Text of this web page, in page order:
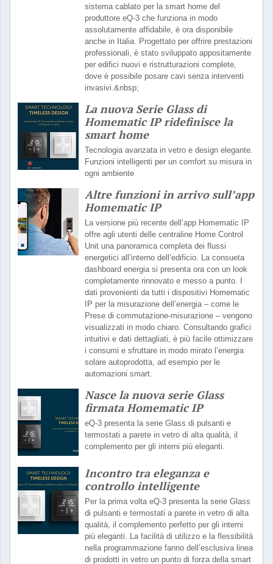
sistema cablato per la smart home del
produttore eQ-3 che funziona in modo
assolutamente affidabile, è ora disponibile
anche in Italia. Progettato per offrire prestazioni
professionali, è stato sviluppato appositamente
per edifici nuovi e ristrutturazioni complete,
dove è possibile posare cavi senza interventi
invasivi.&nbsp;
La nuova Serie Glass di
Homematic IP ridefinisce la
smart home
Tecnologia avanzata in vetro e design elegante.
Funzioni intelligenti per un comfort su misura in
ogni ambiente
Altre funzioni in arrivo sull’app
Homematic IP
La versione più recente dell’app Homematic IP
offre agli utenti delle centraline Home Control
Unit una panoramica completa dei flussi
energetici all’interno dell’edificio. La consueta
dashboard energia si presenta ora con un look
completamente rinnovato e messo a punto. I
dati provenienti da tutti i dispositivi Homematic
IP per la misurazione dell’energia – come le
Prese di commutazione-misurazione – vengono
visualizzati in modo chiaro. Consultando grafici
intuitivi e dati dettagliati, è più facile ottimizzare
i consumi e sfruttare in modo mirato l’energia
solare autoprodotta, ad esempio per le
automazioni smart.
Nasce la nuova serie Glass
firmata Homematic IP
eQ-3 presenta la serie Glass di pulsanti e
termostati a parete in vetro di alta qualità, il
complemento per gli interni più eleganti.
Incontro tra eleganza e
controllo intelligente
Per la prima volta eQ-3 presenta la serie Glass
di pulsanti e termostati a parete in vetro di alta
qualità, il complemento perfetto per gli interni
più eleganti. La facilità di utilizzo e la flessibilità
nella programmazione fanno dell’esclusiva linea
di prodotti in vetro un punto di forza della smart